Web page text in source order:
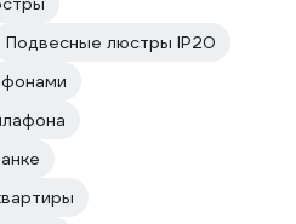
Подвесные люстры IP20